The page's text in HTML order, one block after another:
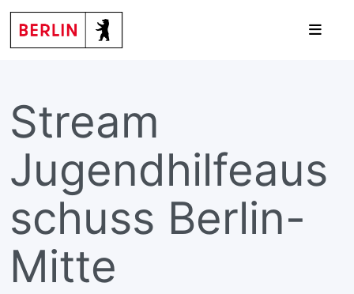
Stream
Jugendhilfeaus
schuss Berlin-
Mitte